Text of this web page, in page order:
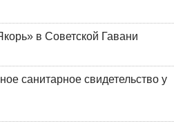
в Советской Гавани
санитарное свидетельство у